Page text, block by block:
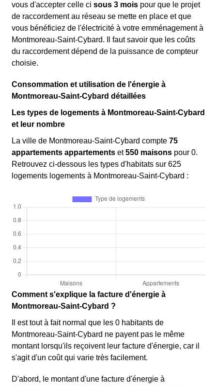
vous d'accepter celle ci sous 3 mois pour que le projet
de raccordement au réseau se mette en place et que
vous bénéficiez de l'électricité à votre emménagement à
Montmoreau-Saint-Cybard. Il faut savoir que les coûts
du raccordement dépend de la puissance de compteur
choisie.
Consommation et utilisation de l'énergie à
Montmoreau-Saint-Cybard détaillées
Les types de logements à Montmoreau-Saint-Cybard
et leur nombre
La ville de Montmoreau-Saint-Cybard compte 75
appartements appartements et550 maisons pour 0.
Retrouvez ci-dessous les types d'habitats sur 625
logements logements à Montmoreau-Saint-Cybard :
Comment s'explique la facture d'énergie à
Montmoreau-Saint-Cybard ?
Il est tout à fait normal que les 0 habitants de
Montmoreau-Saint-Cybard ne payent pas le même
montant lorsqu'ils reçoivent leur facture d'énergie, car il
s'agit d'un coût qui varie très facilement.
D'abord, le montant d'une facture d'énergie à